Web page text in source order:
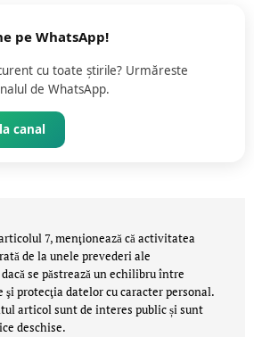
pe WhatsApp!
cu toate știrile? Urmăreste
de WhatsApp.
canal
7, menţionează că activitatea
de la unele prevederi ale
se păstrează un echilibru între
protecţia datelor cu caracter personal.
articol sunt de interes public și sunt
deschise.